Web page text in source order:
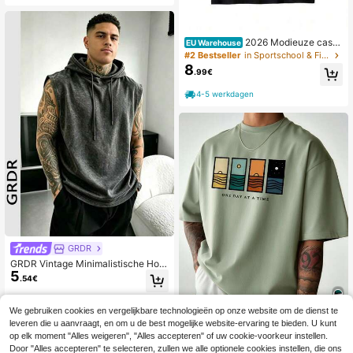
GRDR
GRDR Vintage Minimalistische Hoo
die Vest voor Heren, effen kleur, ge
wassen en verweerd, casual, losval
lend en veelzijdig.
5.54€
EU Warehouse 2026 Modieuze casu
al T-shirts voor meisjes en jongens,
grappige grafische T-shirts voor ma
nnen met 'What Daddy Wants, Dadd
(namaak), hoodie, meisj
#2 Bestseller in Sportschool & Fitness Heren T-shirts
8.99€
4-5 werkdagen
15
Heren minimalistisch bedrukt T-shir
We gebruiken cookies en vergelijkbare technologieën op onze website om de dienst te
leveren die u aanvraagt, en om u de best mogelijke website-ervaring te bieden. U kunt
op elk moment "Alles weigeren", "Alles accepteren" of uw cookie-voorkeur instellen.
Door "Alles accepteren" te selecteren, zullen we alle optionele cookies instellen, die ons